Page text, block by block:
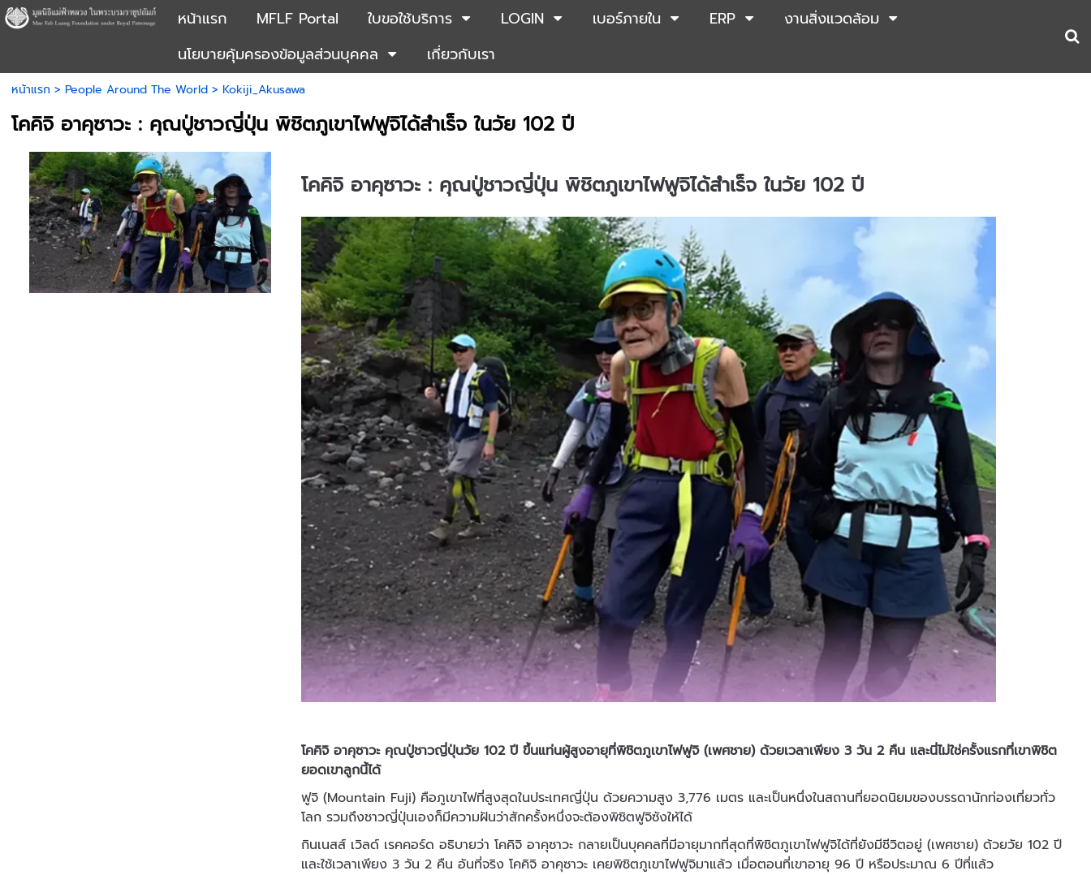
หน้าแรก MFLF Portal ใบขอใช้บริการ LOGIN เบอร์ภายใน ERP
งานสิ่งแวดล้อม
นโยบายคุ้มครองข้อมูลส่วนบุคคล
เกี่ยวกับเรา
หน้าแรก > People Around The World> Kokiji_Akusawa
โคคิจิ อาคุซาวะ : คุณปู่ชาวญี่ปุ่น พิชิตภูเขาไฟฟูจิได้สำเร็จ ในวัย 102 ปี
โคคิจิ อาคุซาวะ : คุณปู่ชาวญี่ปุ่น พิชิตภูเขาไฟฟูจิได้สำเร็จ ในวัย 102 ปี
โคคิจิ อาคุซาวะ คุณปู่ชาวญี่ปุ่นวัย 102 ปี ขึ้นแท่นผู้สูงอายุที่พิชิตภูเขาไฟฟูจิ (เพศชาย) ด้วยเวลาเพียง 3 วัน 2 คืน และนี่ไม่ใช่ครั้งแรกที่เขาพิชิต
ยอดเขาลูกนี้ได้
ฟูจิ (Mountain Fuji) คือภูเขาไฟที่สูงสุดในประเทศญี่ปุ่น ด้วยความสูง 3,776 เมตร และเป็นหนึ่งในสถานที่ยอดนิยมของบรรดานักท่องเที่ยวทั่ว
โลก รวมถึงชาวญี่ปุ่นเองก็มีความฝันว่าสักครั้งหนึ่งจะต้องพิชิตฟูจิซังให้ได้
กินเนสส์ เวิลด์ เรคคอร์ด อธิบายว่า โคคิจิ อาคุซาวะ กลายเป็นบุคคลที่มีอายุมากที่สุดที่พิชิตภูเขาไฟฟูจิได้ที่ยังมีชีวิตอยู่ (เพศชาย) ด้วยวัย 102 ปี
และใช้เวลาเพียง 3 วัน 2 คืน อันที่จริง โคคิจิ อาคุซาวะ เคยพิชิตภูเขาไฟฟูจิมาแล้ว เมื่อตอนที่เขาอายุ 96 ปี หรือประมาณ 6 ปีที่แล้ว